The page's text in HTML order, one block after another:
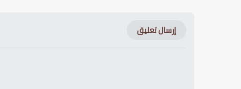
إرسال تعليق